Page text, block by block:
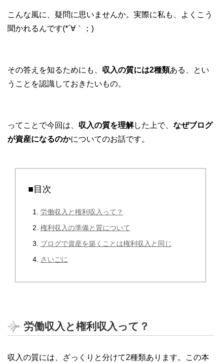
こんな風に、疑問に思いませんか。実際に私も、よくこう
聞かれるんです(*´∀｀；)
その答えを知るためにも、 収入の質には2種類ある、とい
うことを認識しておきたいもの。
ってことで今回は、 収入の質を理解した上で、 なぜブログ
が資産になるのかについてのお話です。
■目次
労働収入と権利収入って？
権利収入の準備と質について
ブログで資産を築くことは権利収入と同じ
さいごに
労働収入と権利収入って？
収入の質には、ざっくりと分けて2種類あります。この本